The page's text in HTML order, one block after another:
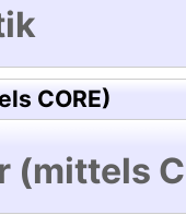
CORE)
(mittels